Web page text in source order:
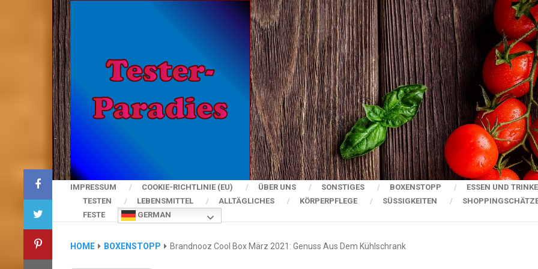
IMPRESSUM COOKIE-RICHTLINIE (EU) ÜBER UNS SONSTIGES BOXENSTOPP
ESSEN UND
TESTEN
LEBENSMITTEL ALLTÄGLICHES KÖRPERPFLEGE SÜSSIGKEITEN
FESTE
GERMAN
HOME BOXENSTOPP Brandnooz Cool Box März 2021: Genuss Aus Dem Kühlschrank